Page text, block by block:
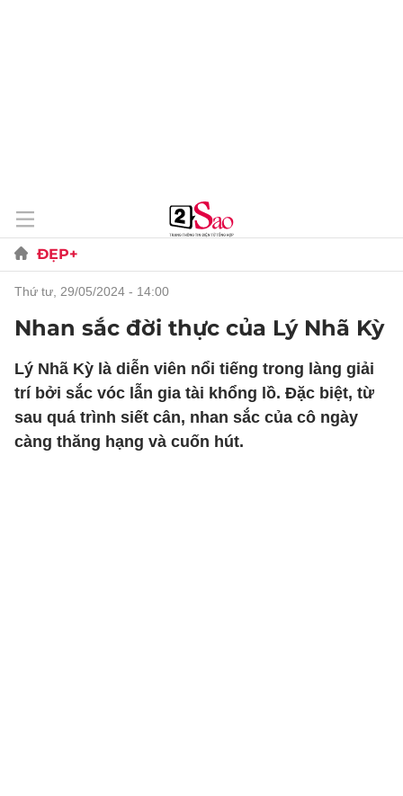
ĐẸP+
thứ tư, 29/05/2024 - 14:00
Nhan sắc đời thực của Lý Nhã Kỳ
Lý Nhã Kỳ là diễn viên nổi tiếng trong làng giải
trí bởi sắc vóc lẫn gia tài khổng lồ. Đặc biệt, từ
sau quá trình siết cân, nhan sắc của cô ngày
càng thăng hạng và cuốn hút.